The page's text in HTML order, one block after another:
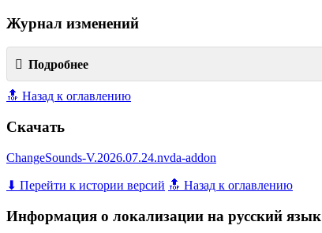
Журнал изменений
Подробнее
🔝 Назад к оглавлению
Скачать
ChangeSounds-V.2026.07.24.nvda-addon
⬇ Перейти к истории версий 🔝 Назад к оглавлению
Информация о локализации на русский язык